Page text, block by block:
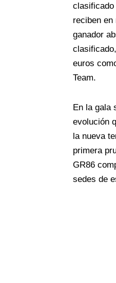
clasificado
reciben en
ganador
euros
Team.
En la gala
evolución
la nueva
primera
GR86
sedes de